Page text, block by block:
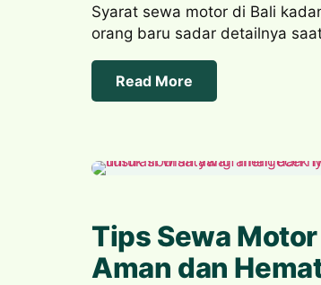
Syarat sewa motor di Bali
orang baru sadar detailnya
Read More
Tips Sewa
Aman dan